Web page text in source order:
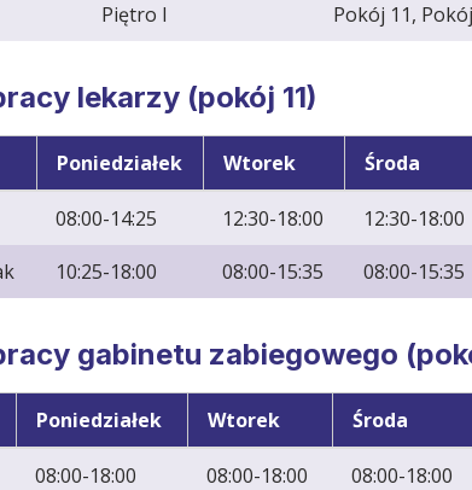
Piętro I Pokój 11,
lekarzy (pokój 11)
Poniedziałek Wtorek Środa
08:00-14:25 12:30-18:00 12:30-18:00
10:25-18:00 08:00-15:35 08:00-15:35
gabinetu zabiegowego
Poniedziałek Wtorek Środa
08:00-18:00 08:00-18:00 08:00-18:00